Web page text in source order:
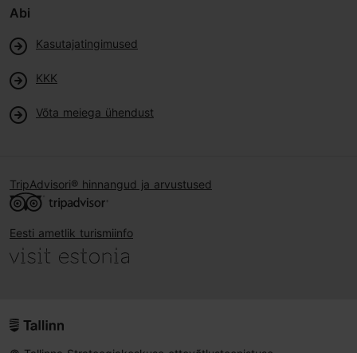
Abi
Kasutajatingimused
KKK
Võta meiega ühendust
TripAdvisori® hinnangud ja arvustused
Eesti ametlik turismiinfo